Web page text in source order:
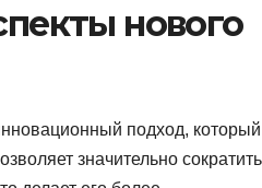
нового
подход, который
значительно сократить